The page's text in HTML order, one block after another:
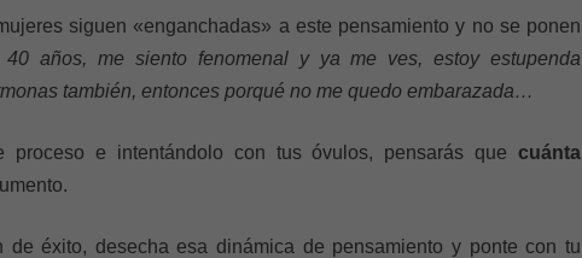
siguen «enganchadas» a este pensamiento y no se ponen
40 años, me siento fenomenal y ya me ves, estoy estupenda
también, entonces porqué no me quedo embarazada…
proceso e intentándolo con tus óvulos, pensarás que cuánta
de éxito, desecha esa dinámica de pensamiento y ponte con tu